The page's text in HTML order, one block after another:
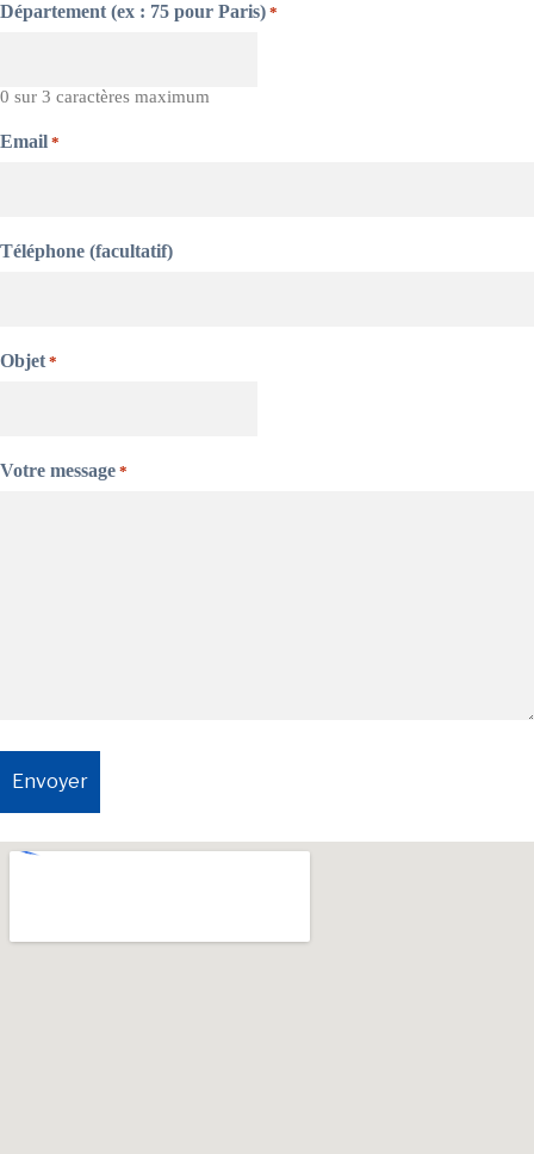
Département (ex : 75 pour Paris) *
0 sur 3 caractères maximum
Email *
Téléphone (facultatif)
Objet *
Votre message *